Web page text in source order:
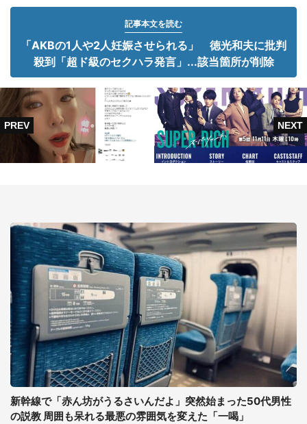
記事本文を読む
「AKBの1人や2人妊娠させられる」 徳光和夫に批判
殺到「超ド級のセクハラ発言」...該当箇所が削除
新幹線で「赤ん坊がうるさいんだよ」突然始まった50代男性
の説教 周囲も呆れる最悪の雰囲気を変えた「一喝」